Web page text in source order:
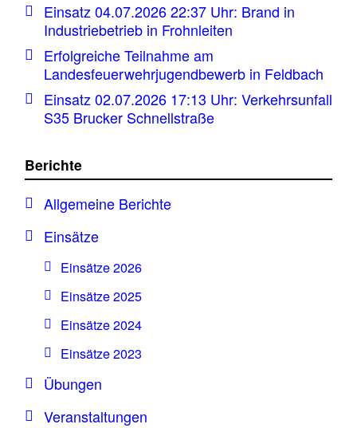
Einsatz 04.07.2026 22:37 Uhr: Brand in
Industriebetrieb in Frohnleiten
Erfolgreiche Teilnahme am
Landesfeuerwehrjugendbewerb in Feldbach
Einsatz 02.07.2026 17:13 Uhr: Verkehrsunfall
S35 Brucker Schnellstraße
Berichte
Allgemeine Berichte
Einsätze
Einsätze 2026
Einsätze 2025
Einsätze 2024
Einsätze 2023
Übungen
Veranstaltungen